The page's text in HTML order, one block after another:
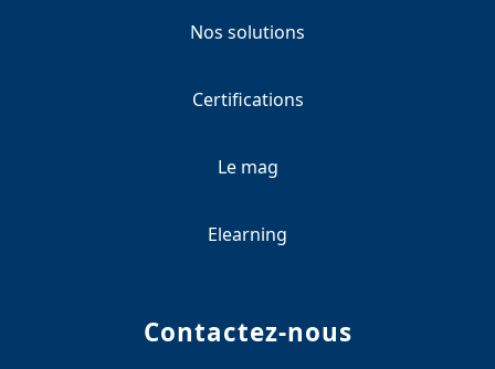
Nos solutions
Certifications
Le mag
Elearning
Contactez-nous